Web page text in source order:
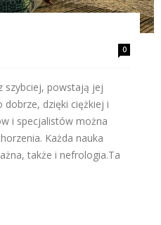
0
szybciej, powstają jej
dobrze, dzięki ciężkiej i
i specjalistów można
Każda nauka
także i nefrologia.Ta